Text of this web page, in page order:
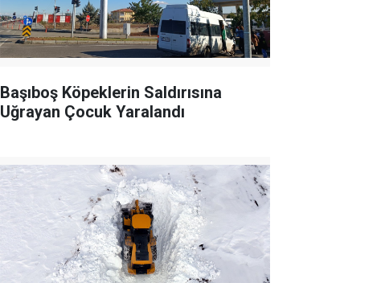
Başıboş Köpeklerin Saldırısına
Uğrayan Çocuk Yaralandı